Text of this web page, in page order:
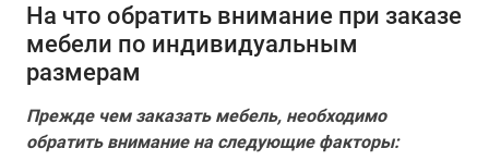
На что обратить внимание при заказе
мебели по индивидуальным
размерам
Прежде чем заказать мебель, необходимо
обратить внимание на следующие факторы: